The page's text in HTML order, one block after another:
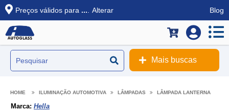
Preços válidos para ... Alterar Blog
Mais buscas
ILUMINAÇÃO AUTOMOTIVA LÂMPADAS LÂMPADA LANTERNA
Marca: Hella